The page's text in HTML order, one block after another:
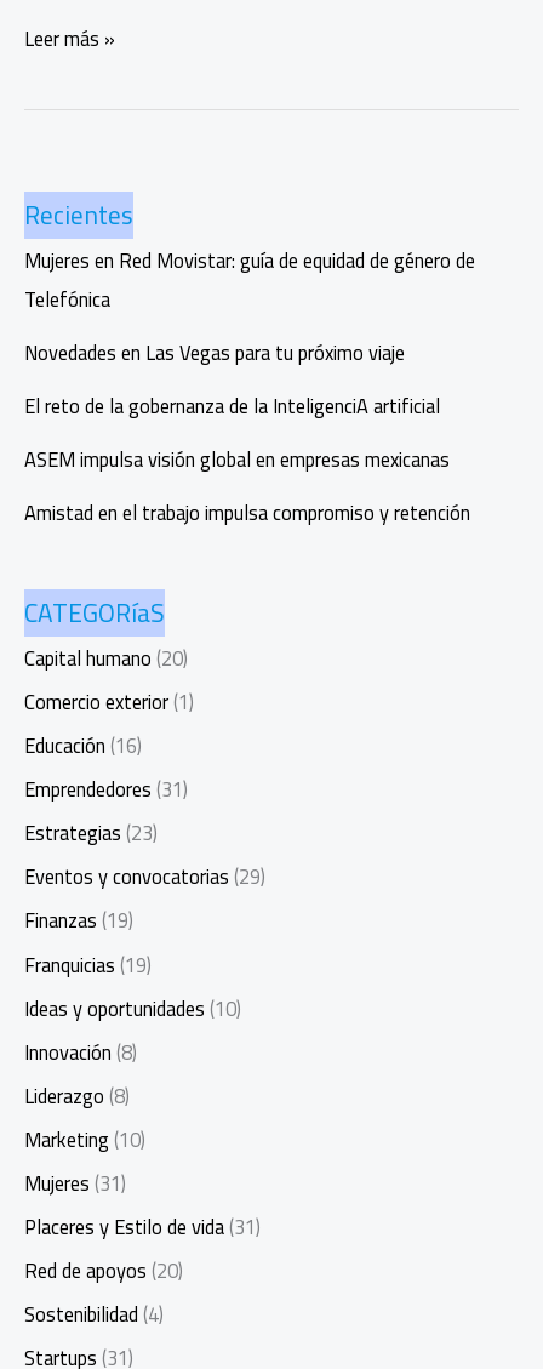
Mexicanos
común
para
robots
industriales
Leer más »
Recientes
Mujeres en Red Movistar: guía de equidad de género de
Telefónica
Novedades en Las Vegas para tu próximo viaje
El reto de la gobernanza de la InteligenciA artificial
ASEM impulsa visión global en empresas mexicanas
Amistad en el trabajo impulsa compromiso y retención
CATEGORíaS
Capital humano(20)
Comercio exterior(1)
Educación(16)
Emprendedores(31)
Estrategias(23)
Eventos y convocatorias(29)
Finanzas(19)
Franquicias(19)
Ideas y oportunidades(10)
Innovación(8)
Liderazgo(8)
Marketing(10)
Mujeres(31)
Placeres y Estilo de vida(31)
Red de apoyos(20)
Sostenibilidad(4)
Startups(31)